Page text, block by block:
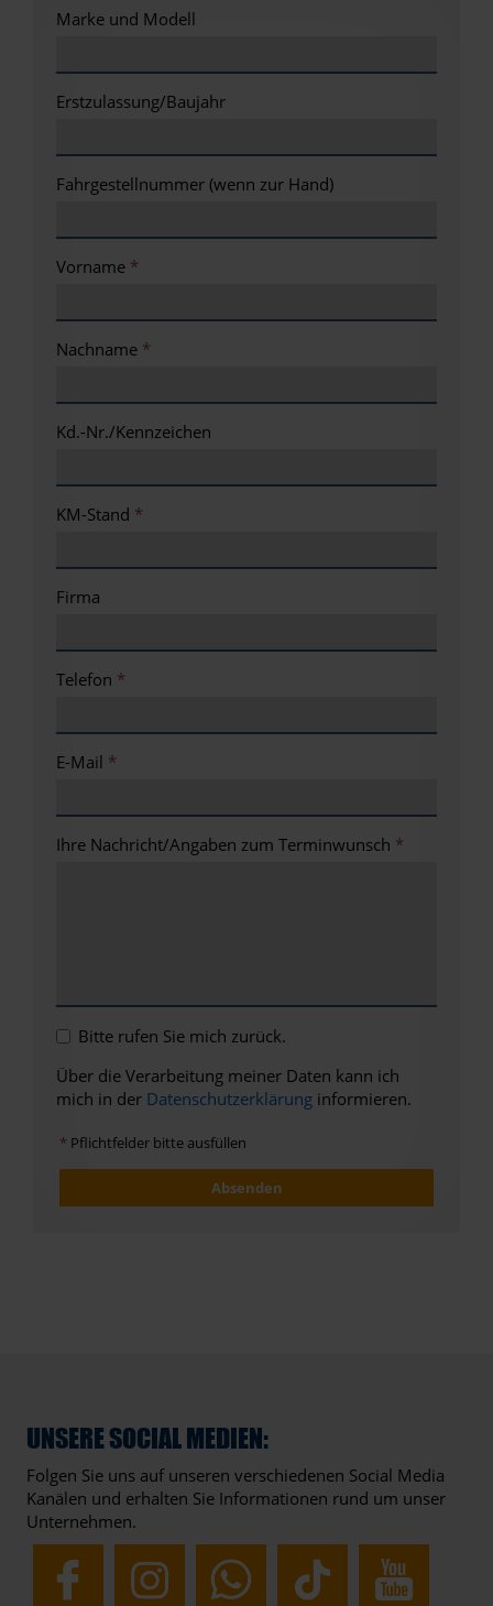
Marke und Modell
Erstzulassung/Baujahr
Fahrgestellnummer (wenn zur Hand)
Vorname *
Nachname *
Kd.-Nr./Kennzeichen
KM-Stand *
Firma
Telefon *
E-Mail *
Ihre Nachricht/Angaben zum Terminwunsch *
Bitte rufen Sie mich zurück.
Über die Verarbeitung meiner Daten kann ich
mich in der Datenschutzerklärung informieren.
* Pflichtfelder bitte ausfüllen
Absenden
UNSERE SOCIAL MEDIEN:
Folgen Sie uns auf unseren verschiedenen Social Media
Kanälen und erhalten Sie Informationen rund um unser
Unternehmen.